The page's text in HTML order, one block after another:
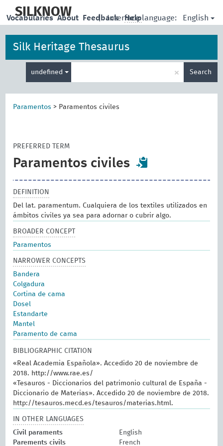
main
SILKNOW | Interface language: English
Vocabularies About Feedback Help
Silk Heritage Thesaurus
undefined × Search
Paramentos > Paramentos civiles
PREFERRED TERM
Paramentos civiles
DEFINITION
Del lat. paramentum. Cualquiera de los textiles utilizados en
ámbitos civiles ya sea para adornar o cubrir algo.
BROADER CONCEPT
Paramentos
NARROWER CONCEPTS
Bandera
Colgadura
Cortina de cama
Dosel
Estandarte
Mantel
Paramento de cama
BIBLIOGRAPHIC CITATION
«Real Academia Española». Accedido 20 de noviembre de
2018. http://www.rae.es/
«Tesauros - Diccionarios del patrimonio cultural de España -
Diccionario de Materias». Accedido 20 de noviembre de 2018.
http://tesauros.mecd.es/tesauros/materias.html.
IN OTHER LANGUAGES
Civil paraments
English
Parements civils
French